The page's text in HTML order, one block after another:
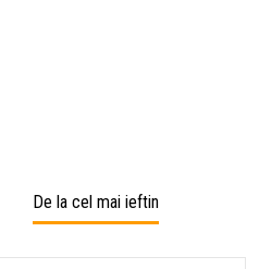
De la cel mai ieftin